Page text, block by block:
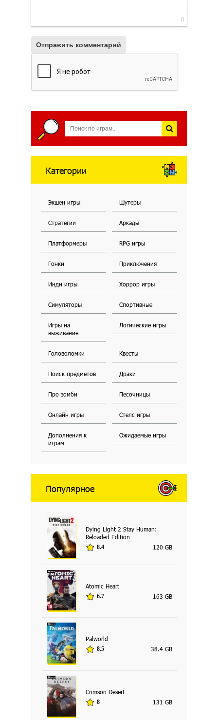
0
Отправить комментарий
Категории
Экшен игры Шутеры
Стратегии Аркады
Платформеры RPG игры
Гонки Приключения
Инди игры Хоррор игры
Симуляторы Спортивные
Игры на
выживание
Логические игры
Головоломки Квесты
Поиск предметов Драки
Про зомби Песочницы
Онлайн игры Стелс игры
Дополнения к
играм
Ожидаемые игры
Популярное
Dying Light 2 Stay Human:
Reloaded Edition
8.4 120 GB
Atomic Heart
6.7 163 GB
Palworld
8.5 38.4 GB
Crimson Desert
8 131 GB